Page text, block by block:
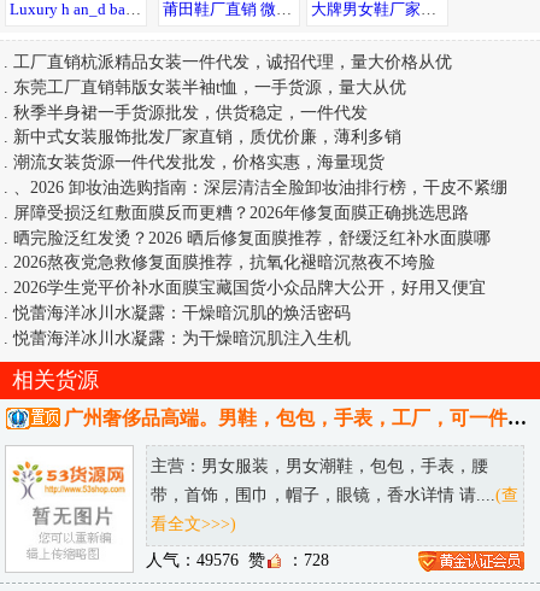
Luxury h an_d bags 包包丨* 著偧品 Guccl 莆田鞋厂直销 微商货源运动鞋潮服，免费代理一件代发 大牌男女鞋厂家代购级广州实力工厂批发 一件发
工厂直销杭派精品女装一件代发，诚招代理，量大价格从优
东莞工厂直销韩版女装半袖t恤，一手货源，量大从优
.秋季半身裙一手货源批发，供货稳定，一件代发
. 新中式女装服饰批发厂家直销，质优价廉，薄利多销
.潮流女装货源一件代发批发，价格实惠，海量现货
、2026 卸妆油选购指南：深层清洁全脸卸妆油排行榜，干皮不紧绷
屏障受损泛红敷面膜反而更糟？2026年修复面膜正确挑选思路
.晒完脸泛红发烫？2026 晒后修复面膜推荐，舒缓泛红补水面膜哪
.2026熬夜党急救修复面膜推荐，抗氧化褪暗沉熬夜不垮脸
.2026学生党平价补水面膜宝藏国货小众品牌大公开，好用又便宜
.悦蕾海洋冰川水凝露：干燥暗沉肌的焕活密码
.悦蕾海洋冰川水凝露：为干燥暗沉肌注入生机
相关货源
广州奢侈品高端。男鞋，包包，手表，工厂，可一件代发，可发送全国。
主营：男女服装，男女潮鞋，包包，手表，腰
带，首饰，围巾，帽子，眼镜，香水详情 请....(查
看全文>>>)
人气：49576 赞 ：728